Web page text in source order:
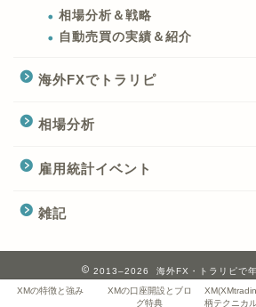
相場分析＆戦略
自動売買の実績＆紹介
海外FXでトラリピ
相場分析
雇用統計イベント
雑記
2013–2026 海外FX・トラリピで年
XMの特徴と強み
XMの口座開設とブロ
グ特典
柄テクニカ